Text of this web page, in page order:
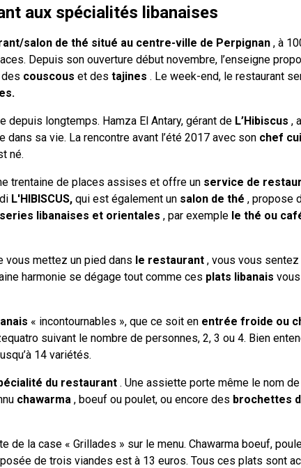
aux spécialités libanaises
salon de thé situé au centre-ville de Perpignan , à
Depuis son ouverture début novembre, l’enseigne
couscous et des tajines . Le week-end, le restaurant
depuis longtemps. Hamza El Antary, gérant de L’Hibiscus ,
sa vie. La rencontre avant l’été 2017 avec son chef
né.
trentaine de places assises et offre un service de
L'HIBISCUS, qui est également un salon de thé , propose
libanaises et orientales , par exemple le thé ou
vous mettez un pied dans le restaurant , vous vous
harmonie se dégage tout comme ces plats libanais
« incontournables », que ce soit en entrée froide ou
suivant le nombre de personnes, 2, 3 ou 4. Bien
14 variétés.
du restaurant . Une assiette porte même le nom de
chawarma , boeuf ou poulet, ou encore des brochettes
de la case « Grillades » sur le menu. Chawarma boeuf,
de trois viandes est à 13 euros. Tous ces plats sont